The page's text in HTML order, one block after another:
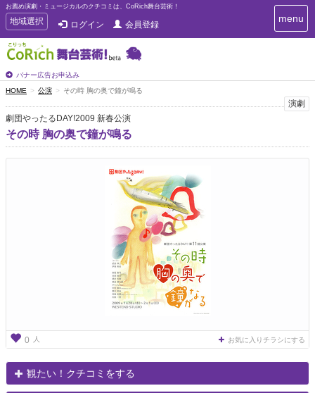
お薦め演劇・ミュージカルのクチコミは、CoRich舞台芸術！
T
o
g
g
e
n
a
v
i
g
地域選択 ログイン 会員登録
バナー広告お申込み
T
o
i
g
menu
HOME 公演 その時 胸の奥で鐘が鳴る
演劇
劇団やったるDAY!2009 新春公演
その時 胸の奥で鐘が鳴る
0 人 お気に入りチラシにする
観たい！クチコミをする